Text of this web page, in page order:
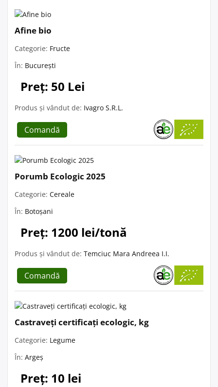
Afine bio
Categorie: Fructe
În: București
Preț: 50 Lei
Produs și vândut de: Ivagro S.R.L.
Comandă
Porumb Ecologic 2025
Categorie: Cereale
În: Botoșani
Preț: 1200 lei/tonă
Produs și vândut de: Temciuc Mara Andreea I.I.
Comandă
Castraveți certificați ecologic, kg
Categorie: Legume
În: Argeș
Preț: 10 lei